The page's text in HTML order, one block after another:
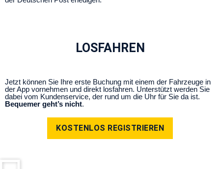
LOSFAHREN
Jetzt können Sie Ihre erste Buchung mit einem der Fahrzeuge in
der App vornehmen und direkt losfahren. Unterstützt werden Sie
dabei vom Kundenservice, der rund um die Uhr für Sie da ist.
Bequemer geht’s nicht.
KOSTENLOS REGISTRIEREN